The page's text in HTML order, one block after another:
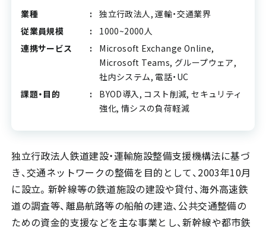
業種
独立行政法人, 運輸・交通業界
従業員規模
1000~2000人
連携サービス
Microsoft Exchange Online,
Microsoft Teams, グループウェア,
社内システム, 電話・UC
課題・目的
BYOD導入, コスト削減, セキュリティ
強化, 情シスの負荷軽減
独立行政法人鉄道建設・運輸施設整備支援機構法に基づ
き、交通ネットワークの整備を目的として、2003年10月
に設立。新幹線等の鉄道施設の建設や貸付、海外高速鉄
道の調査等、離島航路等の船舶の建造、公共交通整備の
ための資金的支援などを主な事業とし、新幹線や都市鉄